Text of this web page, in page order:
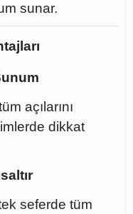
sunar.
açılarını
dikkat
seferde tüm